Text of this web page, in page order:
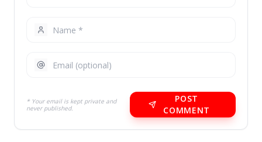
* Your email is kept private and
never published.
POST
COMMENT